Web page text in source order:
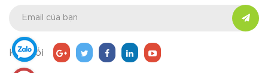
Kết nối